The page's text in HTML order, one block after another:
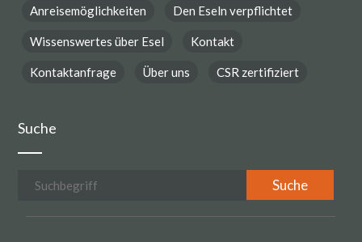
Anreisemöglichkeiten Den Eseln verpflichtet
Wissenswertes über Esel Kontakt
Kontaktanfrage Über uns CSR zertifiziert
Suche